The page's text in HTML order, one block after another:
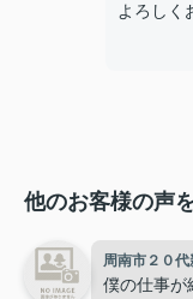
よろしく
他のお客様の声
周南市２０代
僕の仕事が